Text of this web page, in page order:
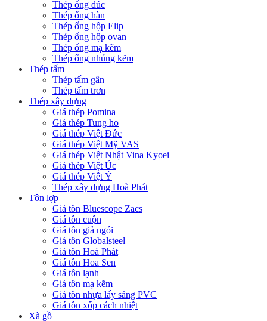
Thép ống đúc
Thép ống hàn
Thép ống hộp Elip
Thép ống hộp ovan
Thép ống mạ kẽm
Thép ống nhúng kẽm
Thép tấm
Thép tấm gân
Thép tấm trơn
Thép xây dựng
Giá thép Pomina
Giá thép Tung ho
Giá thép Việt Đức
Giá thép Việt Mỹ VAS
Giá thép Việt Nhật Vina Kyoei
Giá thép Việt Úc
Giá thép Việt Ý
Thép xây dựng Hoà Phát
Tôn lợp
Giá tôn Bluescope Zacs
Giá tôn cuộn
Giá tôn giả ngói
Giá tôn Globalsteel
Giá tôn Hoà Phát
Giá tôn Hoa Sen
Giá tôn lạnh
Giá tôn mạ kẽm
Giá tôn nhựa lấy sáng PVC
Giá tôn xốp cách nhiệt
Xà gồ